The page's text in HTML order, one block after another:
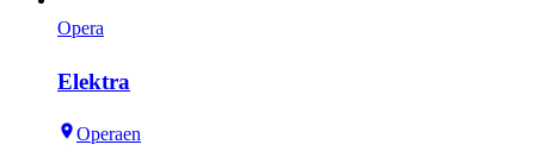
Opera
Elektra
Operaen